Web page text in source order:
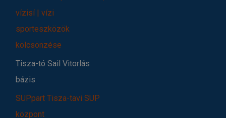
vízisí | vízi
sporteszközök
kölcsönzése
Tisza-tó Sail Vitorlás
bázis
SUPpart Tisza-tavi SUP
központ